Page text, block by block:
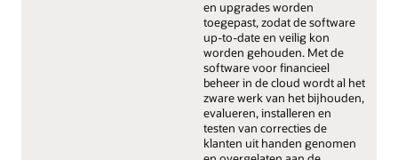
en upgrades worden
toegepast, zodat de software
up-to-date en veilig kon
worden gehouden. Met de
software voor financieel
beheer in de cloud wordt al het
zware werk van het bijhouden,
evalueren, installeren en
testen van correcties de
klanten uit handen genomen